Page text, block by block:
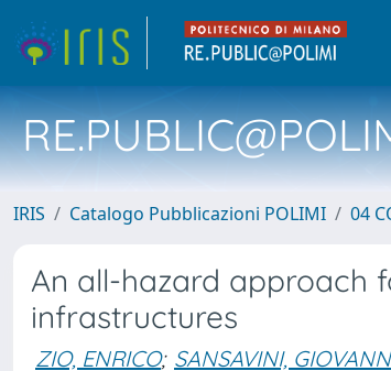
IRIS Catalogo Pubblicazioni POLIMI 04
An all-hazard approach
infrastructures
ZIO, ENRICO; SANSAVINI,